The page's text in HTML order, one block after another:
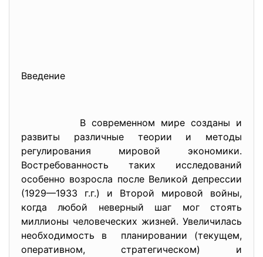
Введение
В современном мире созданы и
развиты различные теории и методы
регулирования мировой экономики.
Востребованность таких исследований
особенно возросла после Великой депрессии
(1929—1933 г.г.) и Второй мировой войны,
когда любой неверный шаг мог стоять
миллионы человеческих жизней. Увеличилась
необходимость в планировании (текущем,
оперативном, стратегическом) и